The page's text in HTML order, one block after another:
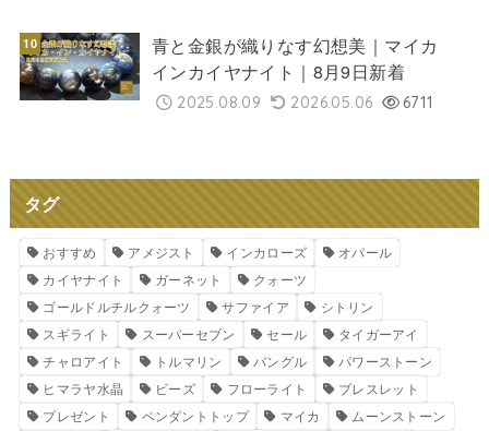
青と金銀が織りなす幻想美｜マイカ
インカイヤナイト｜8月9日新着
2025.08.09 2026.05.06 6711
タグ
おすすめ アメジスト インカローズ
オパール
カイヤナイト
ガーネット
クォーツ
ゴールドルチルクォーツ
サファイア
シトリン
スギライト
スーパーセブン セール
タイガーアイ
チャロアイト
トルマリン バングル
パワーストーン
ヒマラヤ水晶
ビーズ フローライト
ブレスレット
プレゼント
ペンダントトップ マイカ
ムーンストーン